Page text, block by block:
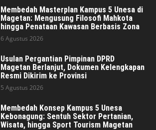
Membedah Masterplan Kampus 5 Unesa di
Magetan: Mengusung Filosofi Mahkota
hingga Penataan Kawasan Berbasis Zona
6 Agustus 2026
Usulan Pergantian Pimpinan DPRD
Magetan Berlanjut, Dokumen Kelengkapan
Resmi Dikirim ke Provinsi
5 Agustus 2026
Membedah Konsep Kampus 5 Unesa
Kebonagung: Sentuh Sektor Pertanian,
Wisata, hingga Sport Tourism Magetan